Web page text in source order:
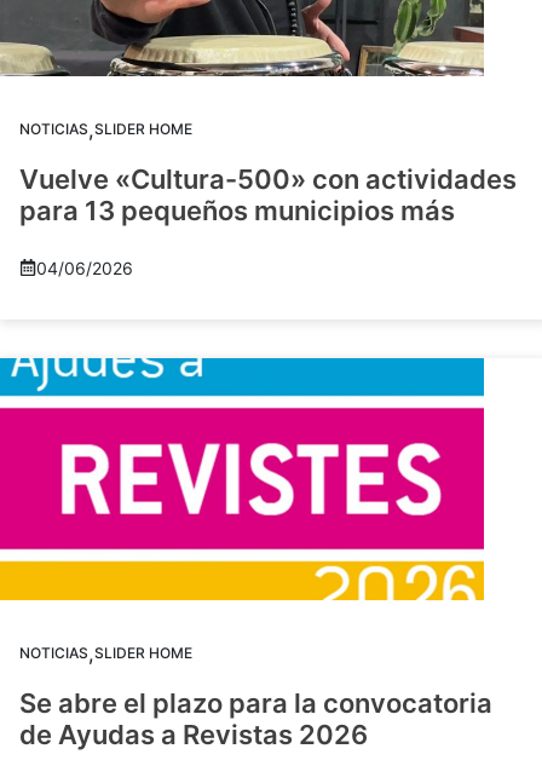
NOTICIAS,SLIDER HOME
Vuelve «Cultura-500» con actividades
para 13 pequeños municipios más
04/06/2026
NOTICIAS,SLIDER HOME
Se abre el plazo para la convocatoria
de Ayudas a Revistas 2026